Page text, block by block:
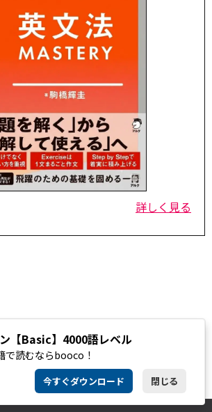
詳しく見る
【Basic】4000語レベル
で読むならbooco！
今すぐダウンロード 閉じる